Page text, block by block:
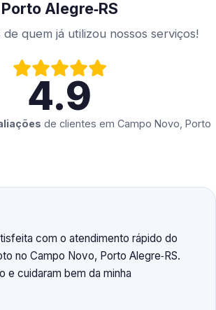
Porto Alegre‑RS
quem já utilizou nossos serviços!
4.9
de clientes em Campo Novo, Porto
com o atendimento rápido do
no Campo Novo, Porto Alegre‑RS.
e cuidaram bem da minha